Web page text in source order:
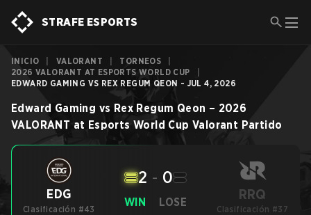
STRAFE ESPORTS
INICIO VALORANT TORNEOS
2026 VALORANT AT ESPORTS WORLD CUP
EDWARD GAMING VS REX REGUM QEON - JUL 4, 2026
Edward Gaming vs Rex Regum Qeon – 2026
VALORANT at Esports World Cup Valorant Partido
EDG
Clasificación #43
WIN
2 - 0
LOSE RRQ
Clasificación #37